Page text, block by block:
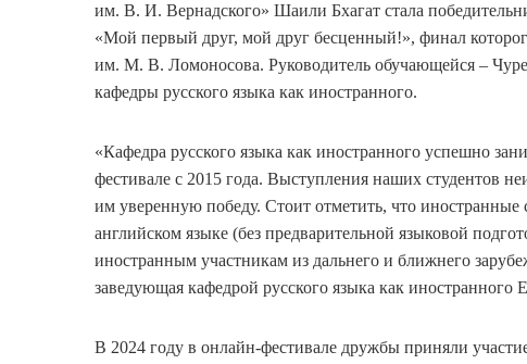
им. В. И. Вернадского» Шаили Бхагат стала
«Мой первый друг, мой друг бесценный!», финал
им. М. В. Ломоносова. Руководитель обучающейся –
кафедры русского языка как иностранного.
«Кафедра русского языка как иностранного успешно
фестивале с 2015 года. Выступления наших студентов
им уверенную победу. Стоит отметить, что
английском языке (без предварительной языковой
иностранным участникам из дальнего и ближнего
заведующая кафедрой русского языка как
В 2024 году в онлайн-фестивале дружбы приняли